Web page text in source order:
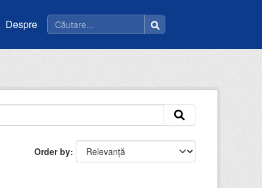
Despre
Order by